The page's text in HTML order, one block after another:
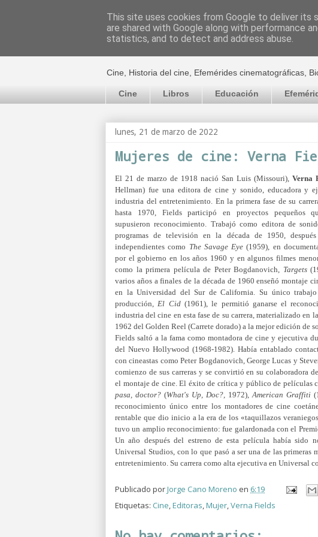
El cultural
Cine, Historia del cine, Efemérides cinematográficas,
Cine Libros Educación
lunes, 21 de marzo de 2022
Mujeres de cine: Verna
El 21 de marzo de 1918 nació San Luis (Missouri), Verna
Hellman) fue una editora de cine y sonido, educadora y
industria del entretenimiento. En la primera fase de su
hasta 1970, Fields participó en proyectos pequeños
supusieron reconocimiento. Trabajó como editora de
programas de televisión en la década de 1950,
independientes como The Savage Eye (1959), en
por el gobierno en los años 1960 y en algunos filmes
como la primera película de Peter Bogdanovich, Targets
varios años a finales de la década de 1960 enseñó montaje
en la Universidad del Sur de California. Su único
producción,
El Cid(1961), le permitió ganarse el
industria del cine en esta fase de su carrera, materializado en
1962 del Golden Reel (Carrete dorado) a la mejor edición de
Fields saltó a la fama como montadora de cine y ejecutiva
del Nuevo Hollywood (1968-1982). Había entablado
con cineastas como Peter Bogdanovich, George Lucas y
comienzo de sus carreras y se convirtió en su colaboradora
el montaje de cine. El éxito de crítica y público de películas
pasa, doctor?(What's Up, Doc?, 1972), American Graffiti
reconocimiento único entre los montadores de cine
rentable que dio inicio a la era de los «taquillazos
tuvo un amplio reconocimiento: fue galardonada con el
Un año después del estreno de esta película había sido
Universal Studios, con lo que pasó a ser una de las
entretenimiento. Su carrera como alta ejecutiva en Universal
Publicado porJorge Cano Moreno en 6:19
Etiquetas: Cine,Editoras,Mujer,Verna Fields
This site uses cookies from Google to deliver its
are shared with Google along with performance
statistics, and to detect and address abuse.